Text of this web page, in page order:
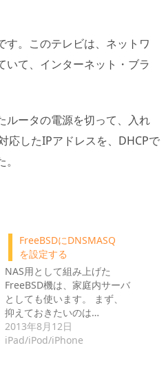
す。このテレビは、ネットワ
いて、インターネット・ブラ
ルータの電源を切って、入れ
応したIPアドレスを、DHCPで
FreeBSDにDNSMASQ
を設定する
NAS用として組み上げた
FreeBSD機は、家庭内サーバ
としても使います。 まず、
抑えておきたいのは…
2013年8月12日
iPad/iPod/iPhone